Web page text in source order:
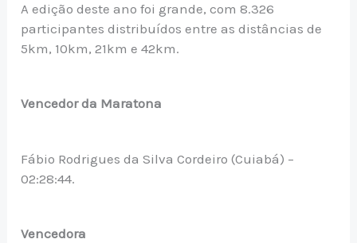
A edição deste ano foi grande, com 8.326
participantes distribuídos entre as distâncias de
5km, 10km, 21km e 42km.
Vencedor da Maratona
Fábio Rodrigues da Silva Cordeiro (Cuiabá) –
02:28:44.
Vencedora